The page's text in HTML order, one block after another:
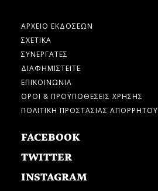
ΑΡΧΕΙΟ ΕΚΔΟΣΕΩΝ
ΣΧΕΤΙΚΑ
ΣΥΝΕΡΓΑΤΕΣ
ΔΙΑΦΗΜΙΣΤΕΙΤΕ
ΕΠΙΚΟΙΝΩΝΙΑ
ΟΡΟΙ & ΠΡΟΫΠΟΘΕΣΕΙΣ ΧΡΗΣΗΣ
ΠΟΛΙΤΙΚΗ ΠΡΟΣΤΑΣΙΑΣ ΑΠΟΡΡΗΤΟΥ
FACEBOOK
TWITTER
INSTAGRAM